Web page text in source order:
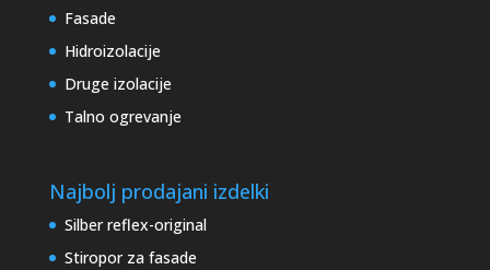
Fasade
Hidroizolacije
Druge izolacije
Talno ogrevanje
Najbolj prodajani izdelki
Silber reflex-original
Stiropor za fasade